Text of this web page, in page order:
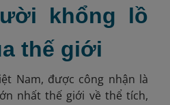
khổng lồ
thế giới
Nam, được công nhận là
nhất thế giới về thể tích,